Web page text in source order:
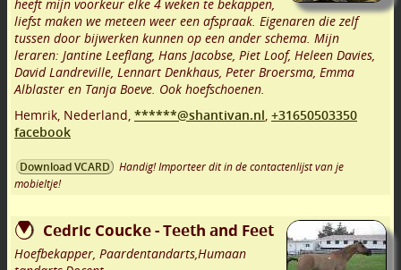
heeft mijn voorkeur elke 4 weken te bekappen,
liefst maken we meteen weer een afspraak. Eigenaren die zelf
tussen door bijwerken kunnen op een ander schema. Mijn
leraren: Jantine Leeflang, Hans Jacobse, Piet Loof, Heleen Davies,
David Landreville, Lennart Denkhaus, Peter Broersma, Emma
Alblaster en Tanja Boeve. Ook hoefschoenen.
Hemrik, Nederland, ******@shantivan.nl, +31650503350
facebook
Download VCARD
Handig! Importeer dit in de contactenlijst van je
mobieltje!
Cedric Coucke - Teeth and Feet
Hoefbekapper, Paardentandarts,Humaan